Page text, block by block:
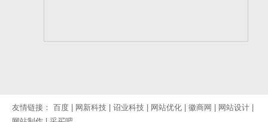
友情链接： 百度 | 网新科技 | 诏业科技 | 网站优化 | 徽商网 | 网站设计 |